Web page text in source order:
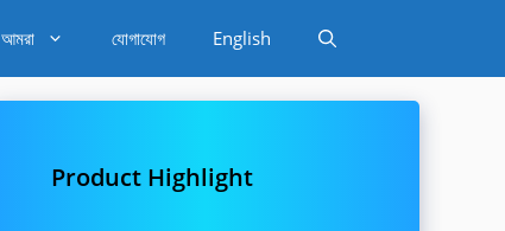
আমরা যোগাযোগ English
Product Highlight